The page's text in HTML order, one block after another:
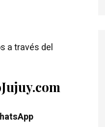
a través del